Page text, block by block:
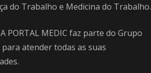
do Trabalho e Medicina do Trabalho.
PORTAL MEDIC faz parte do Grupo
atender todas as suas